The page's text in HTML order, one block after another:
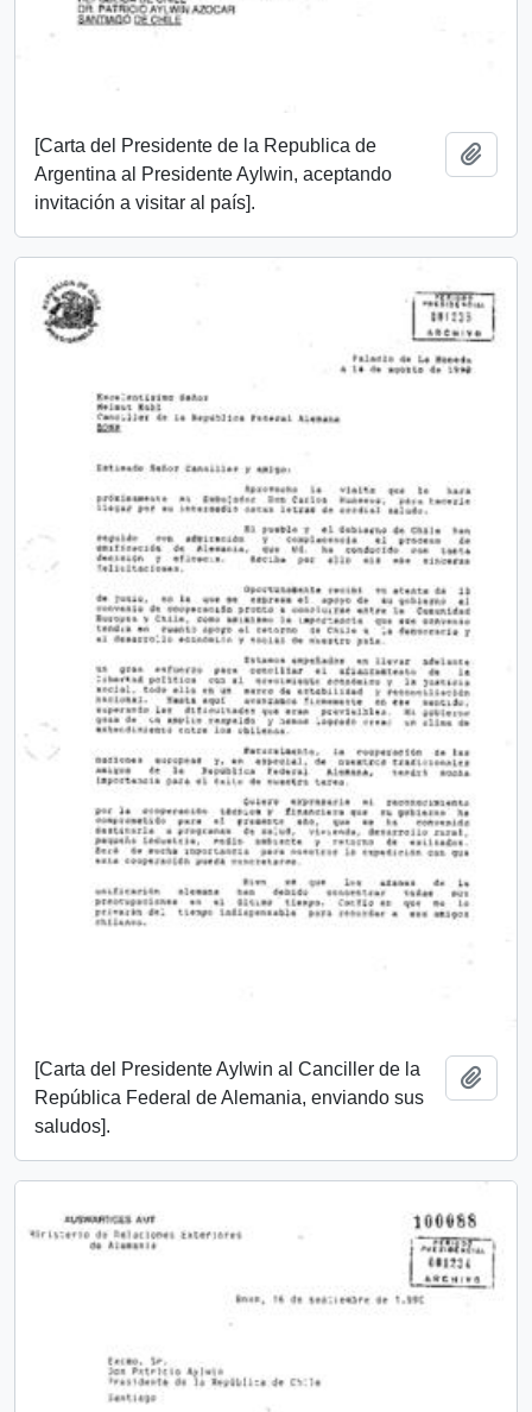
[Carta del Presidente de la Republica de
Argentina al Presidente Aylwin, aceptando
invitación a visitar al país].
[Carta del Presidente Aylwin al Canciller de la
República Federal de Alemania, enviando sus
saludos].